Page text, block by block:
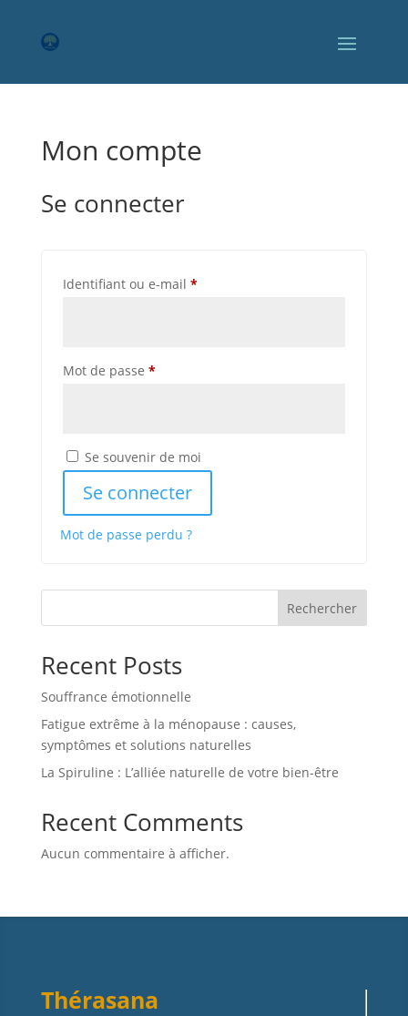
Mon compte
Se connecter
Identifiant ou e-mail *Obligatoire
Mot de passe *Obligatoire
Se souvenir de moi
Se connecter
Mot de passe perdu ?
Rechercher
Recent Posts
Souffrance émotionnelle
Fatigue extrême à la ménopause : causes,
symptômes et solutions naturelles
La Spiruline : L’alliée naturelle de votre bien-être
Recent Comments
Aucun commentaire à afficher.
Thérasana